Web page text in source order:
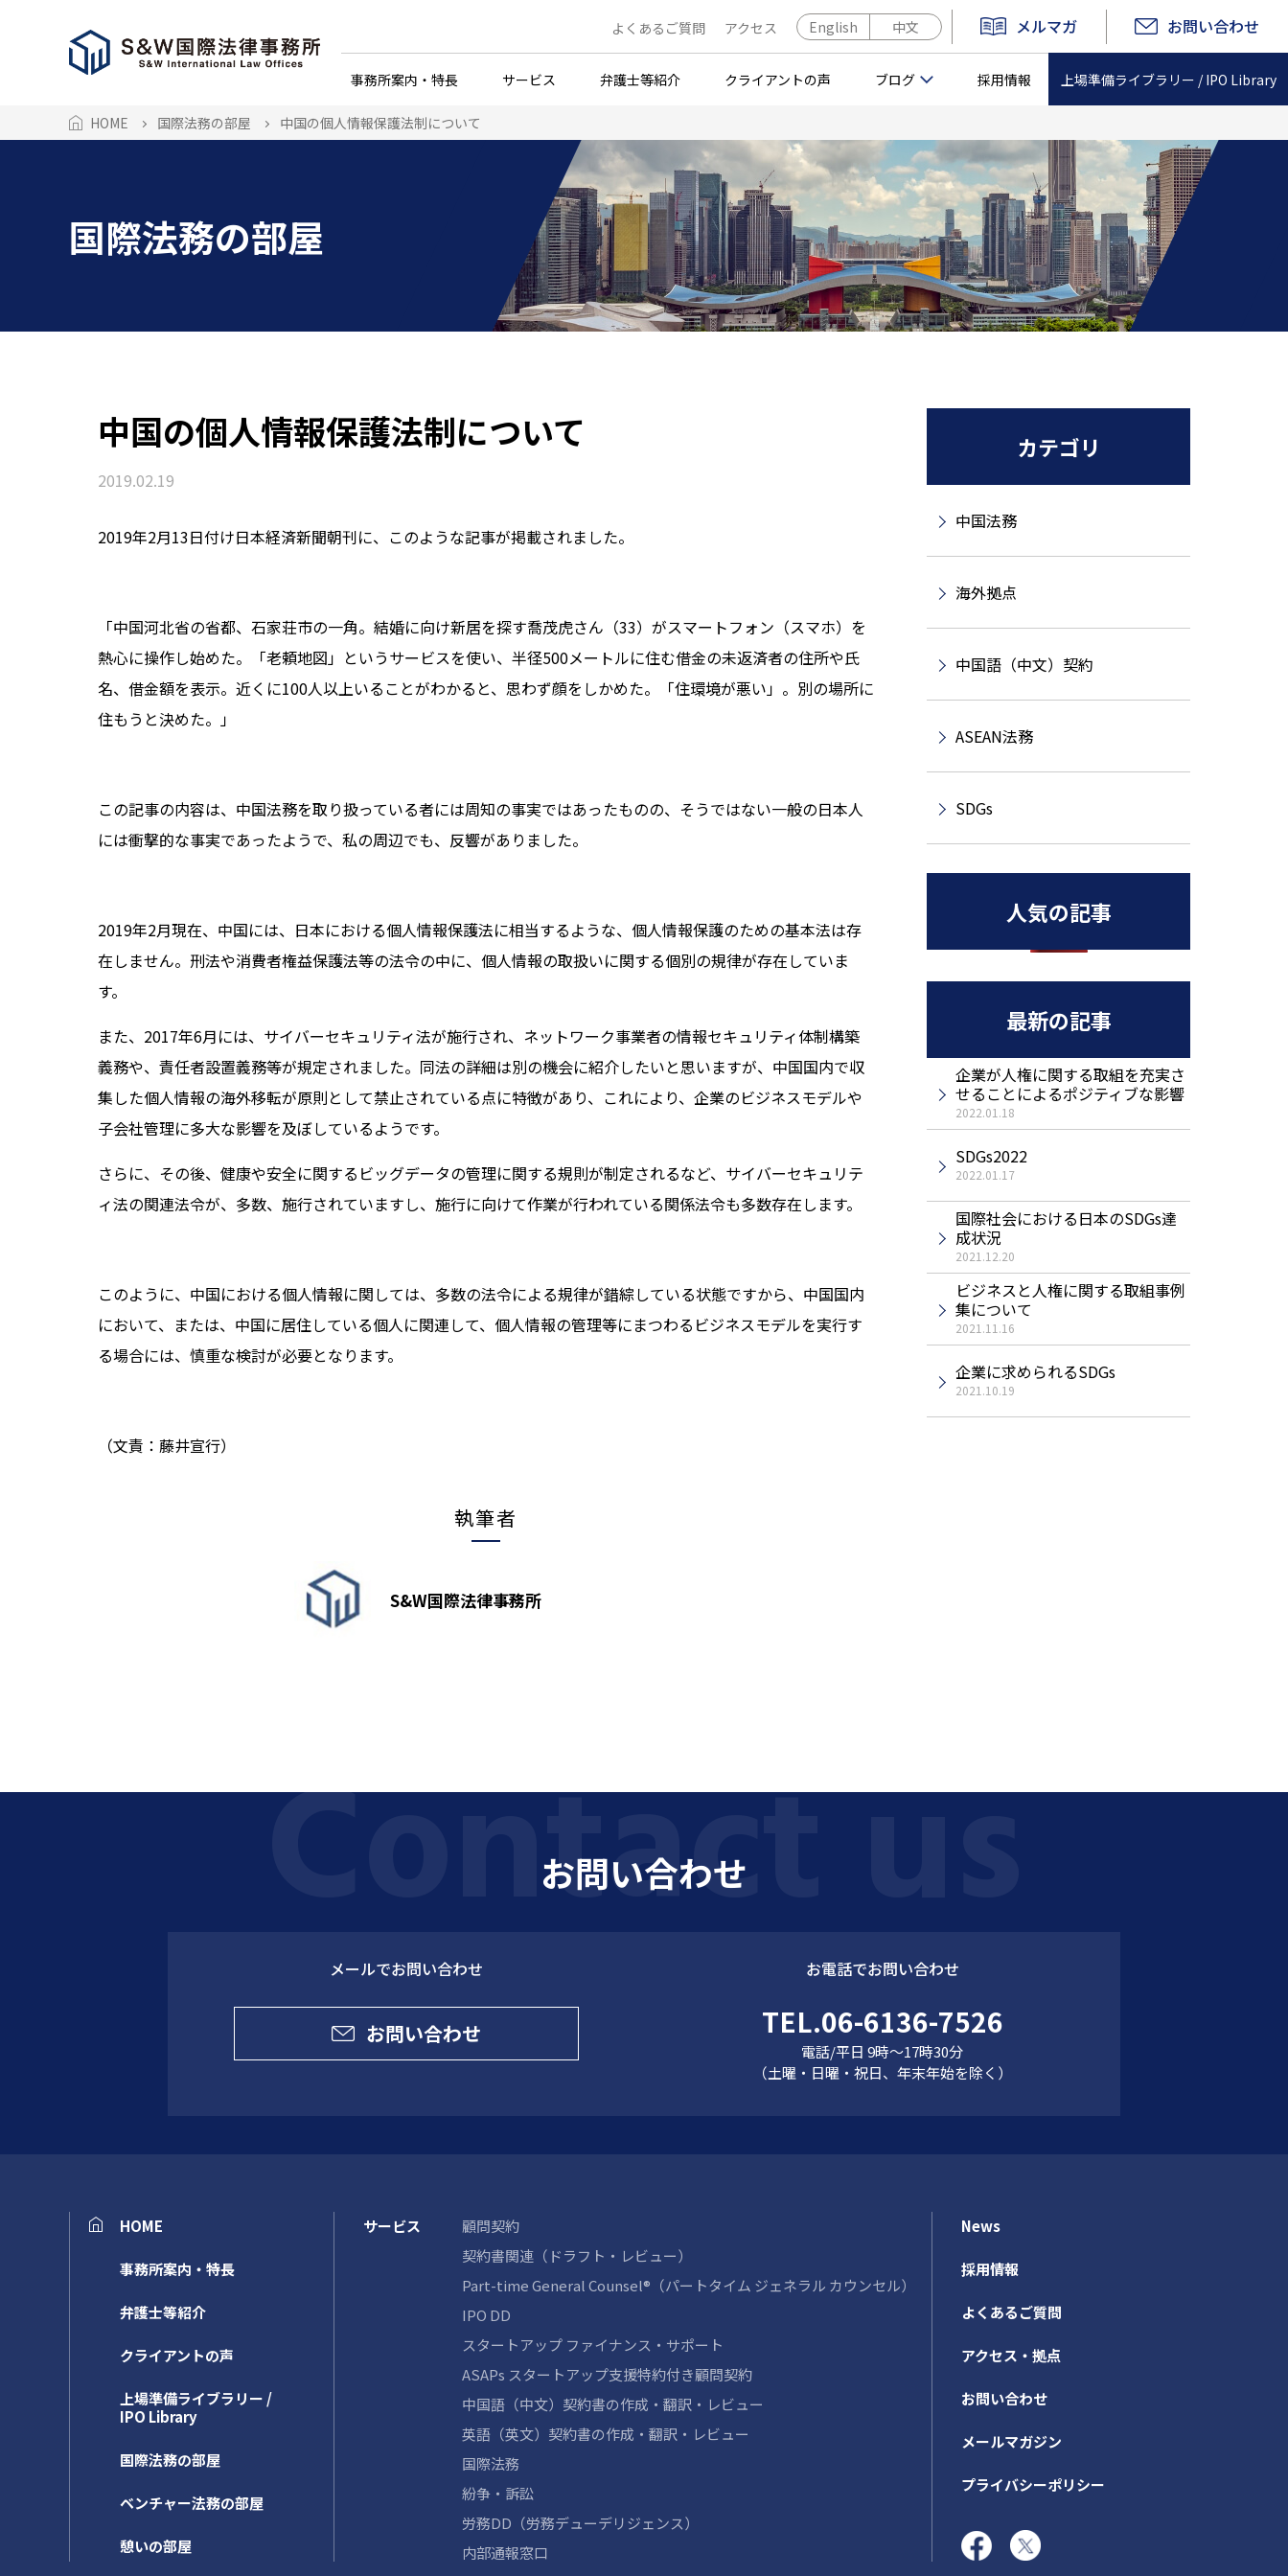
よくあるご質問 アクセス English 中文 メルマガ お問い合わせ
事務所案内・特長 サービス 弁護士等紹介 クライアントの声 ブログ 採用情報 上場準備ライブラリー /IPO Library
HOME 国際法務の部屋 中国の個人情報保護法制について
国際法務の部屋
中国の個人情報保護法制について
2019.02.19
2019年2月13日付け日本経済新聞朝刊に、このような記事が掲載されました。
「中国河北省の省都、石家荘市の一角。結婚に向け新居を探す喬茂虎さん（33）がスマートフォン（スマホ）を
熱心に操作し始めた。「老頼地図」というサービスを使い、半径500メートルに住む借金の未返済者の住所や氏
名、借金額を表示。近くに100人以上いることがわかると、思わず顔をしかめた。「住環境が悪い」。別の場所に
住もうと決めた。」
この記事の内容は、中国法務を取り扱っている者には周知の事実ではあったものの、そうではない一般の日本人
には衝撃的な事実であったようで、私の周辺でも、反響がありました。
2019年2月現在、中国には、日本における個人情報保護法に相当するような、個人情報保護のための基本法は存
在しません。刑法や消費者権益保護法等の法令の中に、個人情報の取扱いに関する個別の規律が存在していま
す。
また、2017年6月には、サイバーセキュリティ法が施行され、ネットワーク事業者の情報セキュリティ体制構築
義務や、責任者設置義務等が規定されました。同法の詳細は別の機会に紹介したいと思いますが、中国国内で収
集した個人情報の海外移転が原則として禁止されている点に特徴があり、これにより、企業のビジネスモデルや
子会社管理に多大な影響を及ぼしているようです。
さらに、その後、健康や安全に関するビッグデータの管理に関する規則が制定されるなど、サイバーセキュリテ
ィ法の関連法令が、多数、施行されていますし、施行に向けて作業が行われている関係法令も多数存在します。
このように、中国における個人情報に関しては、多数の法令による規律が錯綜している状態ですから、中国国内
において、または、中国に居住している個人に関連して、個人情報の管理等にまつわるビジネスモデルを実行す
る場合には、慎重な検討が必要となります。
（文責：藤井宣行）
執筆者
S&W国際法律事務所
カテゴリ
中国法務
海外拠点
中国語（中文）契約
ASEAN法務
SDGs
人気の記事
最新の記事
企業が人権に関する取組を充実さ
せることによるポジティブな影響
2022.01.18
SDGs2022
2022.01.17
国際社会における日本のSDGs達
成状況
2021.12.20
ビジネスと人権に関する取組事例
集について
2021.11.16
企業に求められるSDGs
2021.10.19
お問い合わせ
メールでお問い合わせ
お問い合わせ
お電話でお問い合わせ
TEL.06-6136-7526
電話/平日 9時～17時30分
（土曜・日曜・祝日、年末年始を除く）
HOME
事務所案内・特長
弁護士等紹介
クライアントの声
上場準備ライブラリー /
IPO Library
国際法務の部屋
ベンチャー法務の部屋
憩いの部屋
サービス
顧問契約
契約書関連（ドラフト・レビュー）
Part-time General Counsel®（パートタイム ジェネラル カウンセル）
IPO DD
スタートアップ ファイナンス・サポート
ASAPs スタートアップ支援特約付き顧問契約
中国語（中文）契約書の作成・翻訳・レビュー
英語（英文）契約書の作成・翻訳・レビュー
国際法務
紛争・訴訟
労務DD（労務デューデリジェンス）
内部通報窓口
News
採用情報
よくあるご質問
アクセス・拠点
お問い合わせ
メールマガジン
プライバシーポリシー